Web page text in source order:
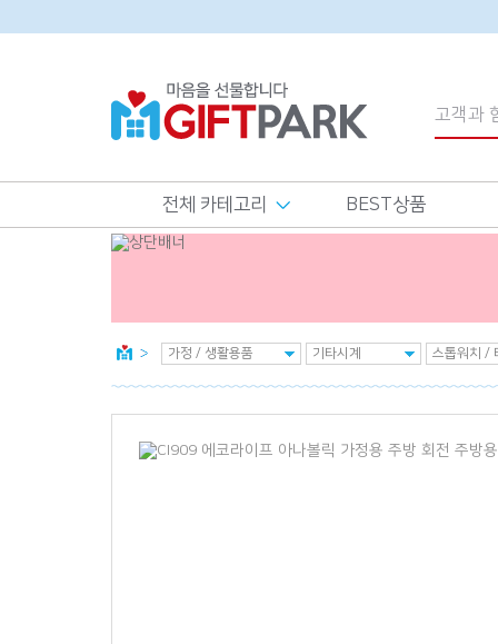
전체 카테고리 BEST상품